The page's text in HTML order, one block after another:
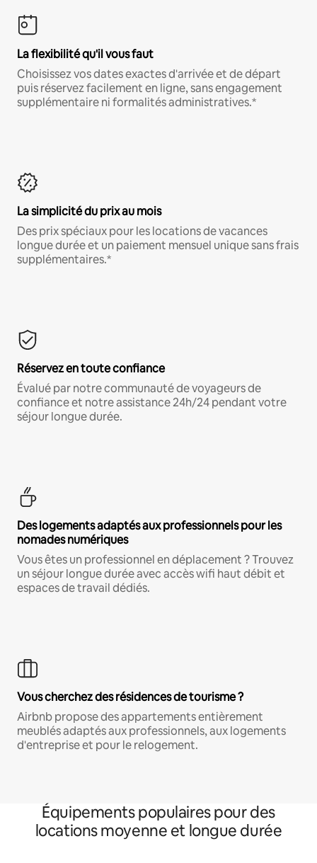
La flexibilité qu'il vous faut
Choisissez vos dates exactes d'arrivée et de départ
puis réservez facilement en ligne, sans engagement
supplémentaire ni formalités administratives.*
La simplicité du prix au mois
Des prix spéciaux pour les locations de vacances
longue durée et un paiement mensuel unique sans frais
supplémentaires.*
Réservez en toute confiance
Évalué par notre communauté de voyageurs de
confiance et notre assistance 24h/24 pendant votre
séjour longue durée.
Des logements adaptés aux professionnels pour les
nomades numériques
Vous êtes un professionnel en déplacement ? Trouvez
un séjour longue durée avec accès wifi haut débit et
espaces de travail dédiés.
Vous cherchez des résidences de tourisme ?
Airbnb propose des appartements entièrement
meublés adaptés aux professionnels, aux logements
d'entreprise et pour le relogement.
Équipements populaires pour des
locations moyenne et longue durée